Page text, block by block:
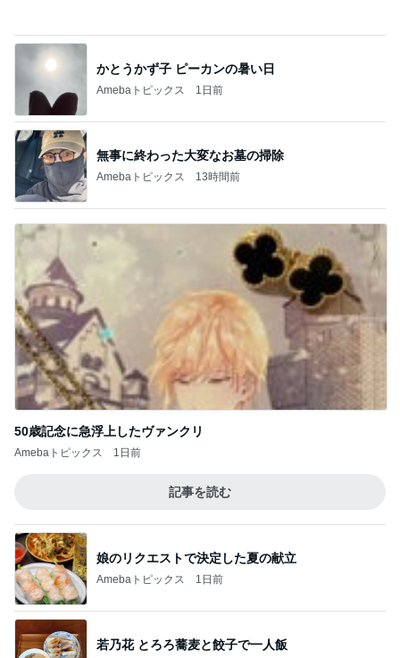
無事に終わった大変なお墓の掃除
Amebaトピックス 13時間前
50歳記念に急浮上したヴァンクリ
Amebaトピックス 1日前
記事を読む
Amebaトピックス 1日前
若乃花 とろろ蕎麦と餃子で一人飯
Amebaトピックス 1日前
写真で大喜利みたいになったかるた